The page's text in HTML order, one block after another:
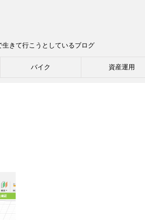
きて行こうとしているブログ
バイク 資産運用